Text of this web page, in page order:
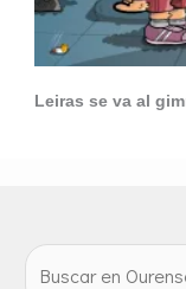
Leiras se va al